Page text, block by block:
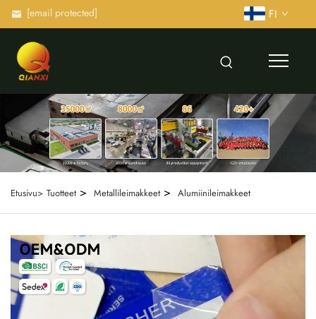
[email protected] FI
Etusivu> Tuotteet > Metallileimakkeet > Alumiinileimakkeet